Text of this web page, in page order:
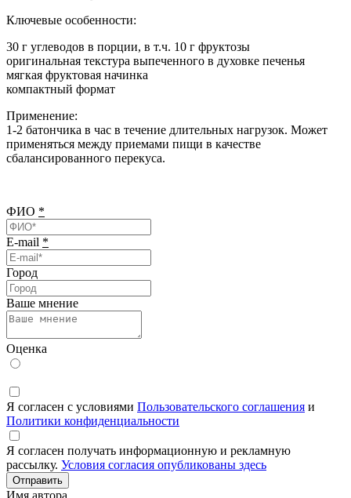
Ключевые особенности:
30 г углеводов в порции, в т.ч. 10 г фруктозы
оригинальная текстура выпеченного в духовке печенья
мягкая фруктовая начинка
компактный формат
Применение:
1-2 батончика в час в течение длительных нагрузок. Может
применяться между приемами пищи в качестве
сбалансированного перекуса.
ФИО *
E-mail *
Город
Ваше мнение
Оценка
Я согласен с условиями Пользовательского соглашения и
Политики конфиденциальности
Я согласен получать информационную и рекламную
рассылку. Условия согласия опубликованы здесь
Отправить
Имя автора